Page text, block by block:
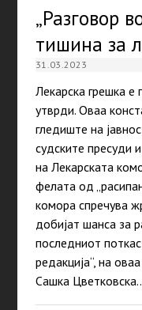
„Разговор
тишина за
31.03.2023
Лекарска грешка
утврди. Оваа
гледиште на
судските пресуди
на Лекарската
фелата од
комора спречува
добијат шанса за
последниот
редакција“, на
Сашка